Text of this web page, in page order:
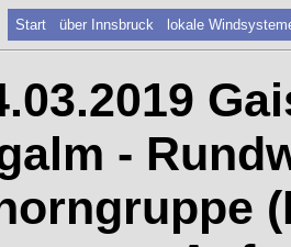
Start über Innsbruck lokale
-